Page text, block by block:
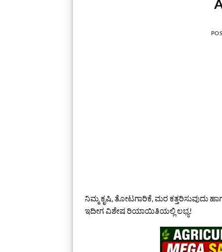
ನಿಮ್ಮ ಕೃಷಿ, ತೋಟಗಾರಿಕೆ, ಮರ ಕತ್ತರಿಸುವುದು
ಇದೀಗ ವಿಶೇಷ ರಿಯಾಯಿತಿಯಲ್ಲಿ ಲಭ್ಯ!